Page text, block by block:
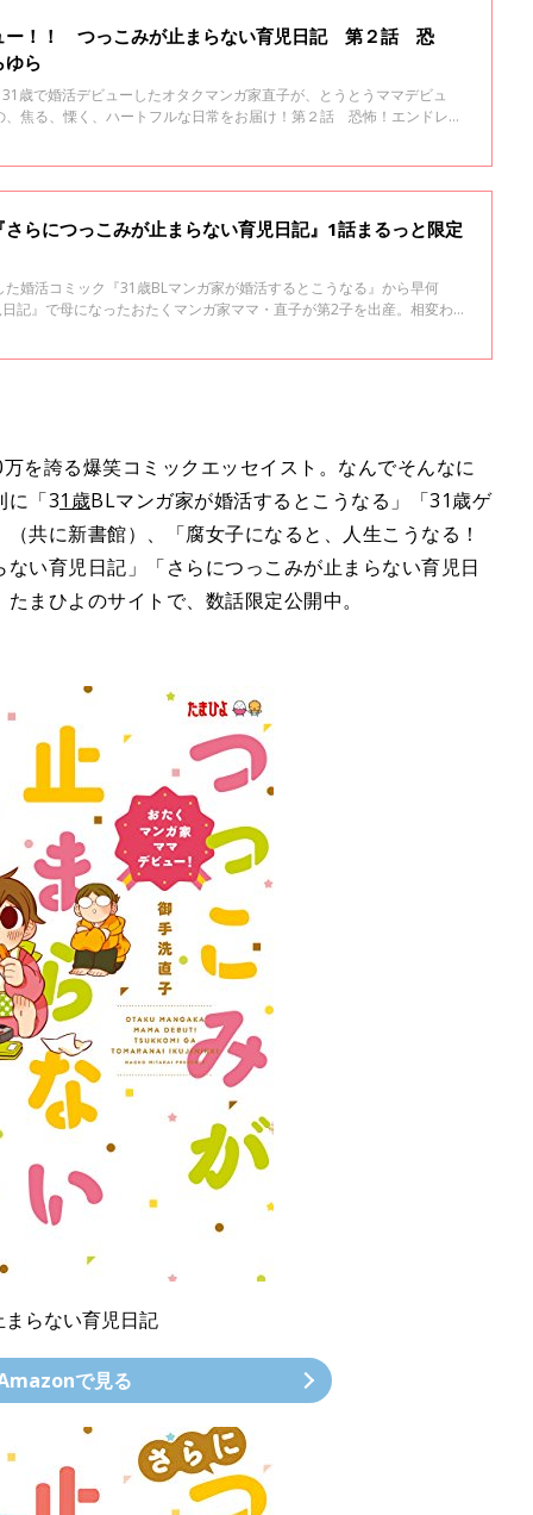
ー！！ つっこみが止まらない育児日記 第２話 恐
ゆら
歳で婚活デビューしたオタクマンガ家直子が、とうとうママデビュ
焦る、慄く、ハートフルな日常をお届け！第２話 恐怖！エンドレス
らにつっこみが止まらない育児日記』1話まるっと限定
婚活コミック『31歳BLマンガ家が婚活するとこうなる』から早何
記』で母になったおたくマンガ家ママ・直子が第2子を出産。相変わら
誇る爆笑コミックエッセイスト。なんでそんなに
に「31歳BLマンガ家が婚活するとこうなる」「31歳ゲ
共に新書館）、「腐女子になると、人生こうなる！
い育児日記」「さらにつっこみが止まらない育児日
まひよのサイトで、数話限定公開中。
らない育児日記
で見る